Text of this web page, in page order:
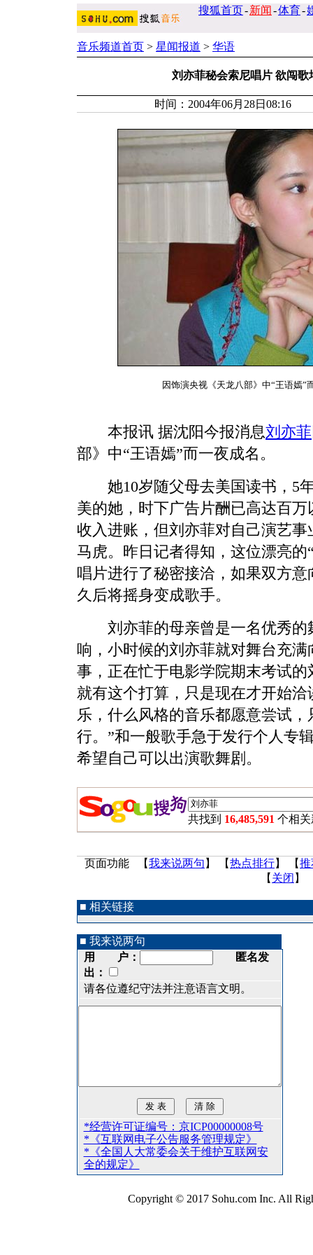
搜狐首页-新闻 -体育-
音乐频道首页 > 星闻报道 > 华语
刘亦菲秘会索尼唱片 欲闯歌
时间：2004年06月28日08:16
因饰演央视《天龙八部》中“王语嫣”
本报讯 据沈阳今报消息刘亦菲
部》中“王语嫣”而一夜成名。
她10岁随父母去美国读书，5
美的她，时下广告片酬已高达百
收入进账，但刘亦菲对自己演艺
马虎。昨日记者得知，这位漂亮的
唱片进行了秘密接洽，如果双方
久后将摇身变成歌手。
刘亦菲的母亲曾是一名优秀的
响，小时候的刘亦菲就对舞台充
事，正在忙于电影学院期末考试
就有这个打算，只是现在才开始
乐，什么风格的音乐都愿意尝试
行。”和一般歌手急于发行个人专
希望自己可以出演歌舞剧。
共找到 16,485,591 个相
页面功能 【我来说两句 】 【热点排行】 【推
【 关闭 】
■ 相关链接
■ 我来说两句
用 户：
匿名发
出：
请各位遵纪守法并注意语言文明。
*经营许可证编号：京ICP00000008号
*《互联网电子公告服务管理规定》
*《全国人大常委会关于维护互联网安
全的规定》
Copyright © 2017 Sohu.com Inc. All